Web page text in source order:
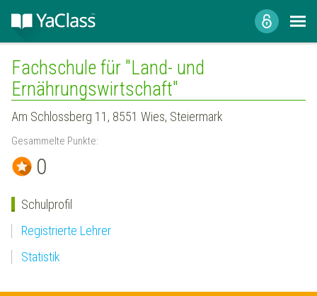
Fachschule für "Land- und
Ernährungswirtschaft"
Am Schlossberg 11, 8551 Wies, Steiermark
Gesammelte Punkte:
0
Schulprofil
Registrierte Lehrer
Statistik